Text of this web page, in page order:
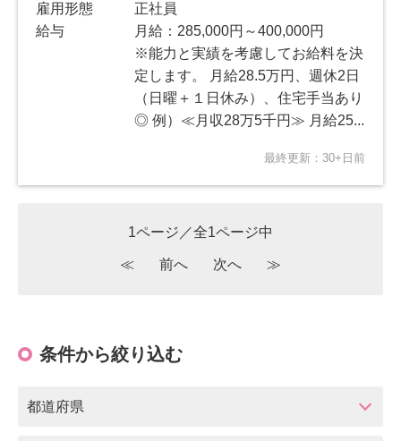
雇用形態
正社員
給与
月給：285,000円～400,000円
※能力と実績を考慮してお給料を決
定します。 月給28.5万円、週休2日
（日曜＋１日休み）、住宅手当あり
◎ 例）≪月収28万5千円≫ 月給25...
最終更新：30+日前
1ページ／全1ページ中
≪ 前へ 次へ ≫
条件から絞り込む
都道府県